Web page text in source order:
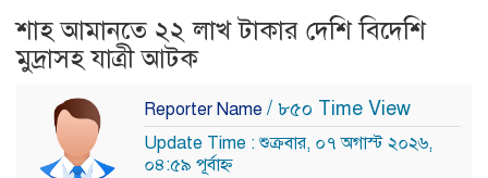
শাহ আমানতে ২২ লাখ টাকার দেশি বিদেশি
মুদ্রাসহ যাত্রী আটক
Reporter Name / ৮৫০ Time View
Update Time : শুক্রবার, ০৭ অগাস্ট ২০২৬,
০৪:৫৯ পূর্বাহ্ন